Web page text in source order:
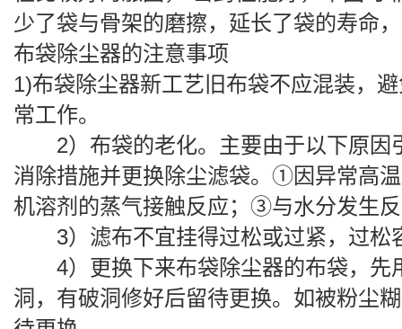
少了袋与骨架的磨擦，延长了袋的寿命
布袋除尘器的注意事项
1)布袋除尘器新工艺旧布袋不应混装，
常工作。
2）布袋的老化。主要由于以下原因
消除措施并更换除尘滤袋。①因异常高
机溶剂的蒸气接触反应；③与水分发生
3）滤布不宜挂得过松或过紧，过松
4）更换下来布袋除尘器的布袋，先
洞，有破洞修好后留待更换。如被粉尘